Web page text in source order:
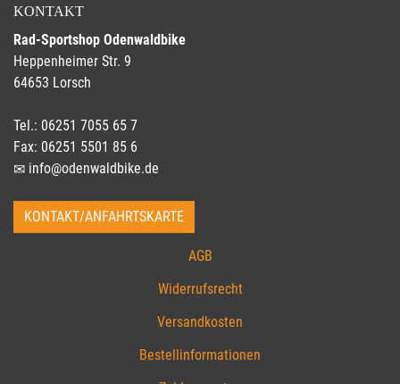
KONTAKT
Rad-Sportshop Odenwaldbike
Heppenheimer Str. 9
64653 Lorsch
Tel.: 06251 7055 65 7
Fax: 06251 5501 85 6
info@odenwaldbike.de
KONTAKT/ANFAHRTSKARTE
AGB
Widerrufsrecht
Versandkosten
Bestellinformationen